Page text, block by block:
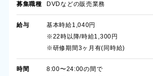
募集職種 DVDなどの販売業務
給与
基本時給1,040円
※22時以降/時給1,300円
※研修期間3ヶ月有(同時給)
時間
8:00〜24:00の間で